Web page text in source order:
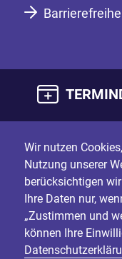
Wir nutzen
Nutzung unserer
berücksichtigen
Ihre Daten nur,
„Zustimmen und
können Ihre